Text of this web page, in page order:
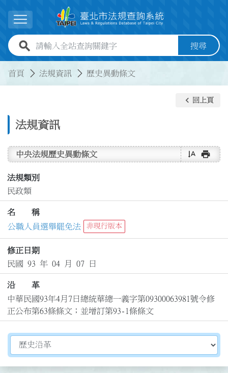
展開選單
全站查詢關鍵字欄位 搜尋
首頁 法規資訊 歷史異動條文
法規資訊
keyboard_arrow_left 回上頁
中央法規歷史異動條文 text_rotate_vertical print
法規類別
民政類
名 稱
公職人員選舉罷免法
非現行版本
修正日期
民國 93 年 04 月 07 日
沿 革
中華民國93年4月7日總統華總一義字第09300063981號令修
正公布第63條條文；並增訂第93-1條條文
切換選擇法規資訊內容